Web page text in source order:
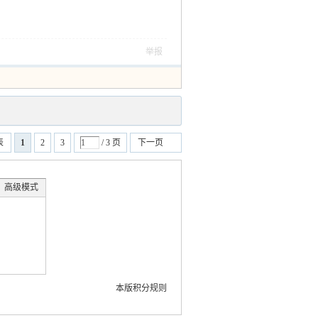
举报
1 2 3 / 3 页 下一页
高级模式
本版积分规则